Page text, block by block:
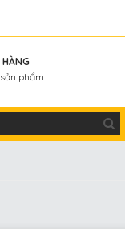
HÀNG
phẩm